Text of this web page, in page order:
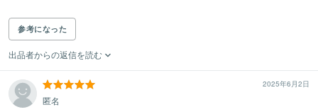
参考になった
出品者からの返信を読む
2025年6月2日
匿名